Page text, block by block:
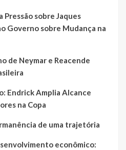
Pressão sobre Jaques
Governo sobre Mudança na
de Neymar e Reacende
Endrick Amplia Alcance
na Copa
de uma trajetória
econômico: